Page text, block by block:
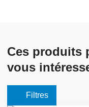
Ces produits
vous
Filtres